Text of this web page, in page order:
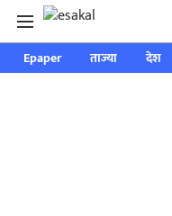
Epaper ताज्या देश